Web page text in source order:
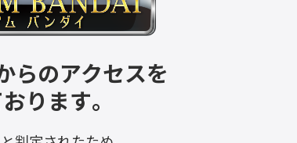
らのアクセスを
ります。